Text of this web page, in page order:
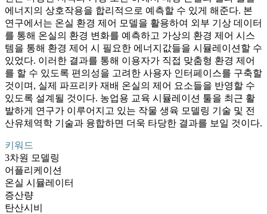
에너지의 상호작용을 합리적으로 예측할 수 있게 해준다. 본
연구에서는 온실 환경 제어 모델을 활용하여 외부 기상 데이터
를 통해 온실의 환경 변화를 예측하고 가상의 환경 제어 시스
템을 통해 환경 제어 시 필요한 에너지값들을 시뮬레이션할 수
있었다. 이러한 결과를 통해 이용자가 직접 맞춤형 환경 제어
를 할 수 있도록 편의성을 고려한 사용자 인터페이스를 구축할
것이며, 실제 파프리카 재배 온실의 제어 요소들을 반영할 수
있도록 설계될 것이다. 농업용 교육 시뮬레이션 툴을 최근 활
발하게 연구가 이루어지고 있는 작물 생육 모델링 기술 및 전
산유체역학 기술과 융합하면 더욱 타당한 결과를 보일 것이다.
키워드
3차원 모델링
어플리케이션
온실 시뮬레이터
증산량
탄산시비